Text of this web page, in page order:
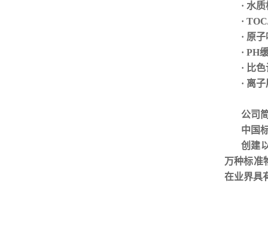
· 水
·
· 原
· PH
· 比
· 离
公司
中国
创建
万种标准
在业界具